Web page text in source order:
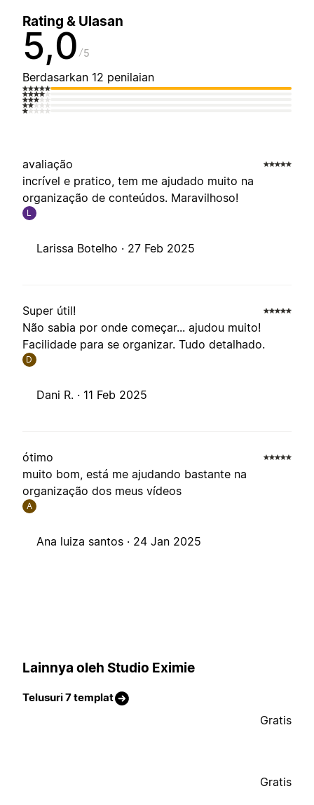
Rating & Ulasan
5,0 5
Berdasarkan 12 penilaian
avaliação
incrível e pratico, tem me ajudado muito na
organização de conteúdos. Maravilhoso!
L
Larissa Botelho · 27 Feb 2025
Super útil!
Não sabia por onde começar... ajudou muito!
Facilidade para se organizar. Tudo detalhado.
D
Dani R. · 11 Feb 2025
ótimo
muito bom, está me ajudando bastante na
organização dos meus vídeos
A
Ana luiza santos · 24 Jan 2025
Lainnya oleh Studio Eximie
Telusuri 7 templat
Gratis
Gratis